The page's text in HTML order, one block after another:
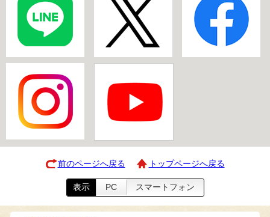
前のページへ戻る トップページへ戻る
表示 PC スマートフォン